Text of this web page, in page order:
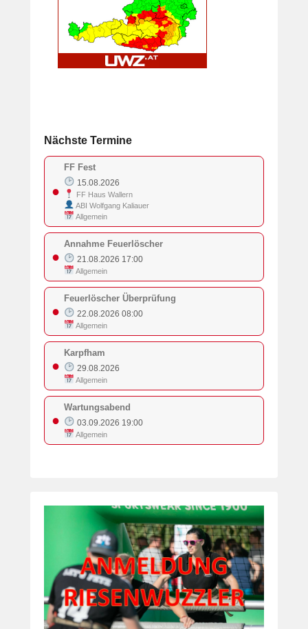
Nächste Termine
●
FF Fest
15.08.2026
FF Haus Wallern
ABI Wolfgang Kaliauer
Allgemein
●
Annahme Feuerlöscher
21.08.2026 17:00
Allgemein
●
Feuerlöscher Überprüfung
22.08.2026 08:00
Allgemein
●
Karpfham
29.08.2026
Allgemein
●
Wartungsabend
03.09.2026 19:00
Allgemein